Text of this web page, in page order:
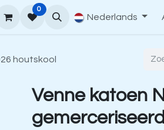
Hoe te bestellen Contact
0
Nederlands
houtskool
Venne katoen